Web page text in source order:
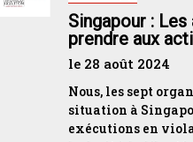
Singapour :
prendre aux
le 28 août 2024
Nous, les sept
situation à
exécutions en